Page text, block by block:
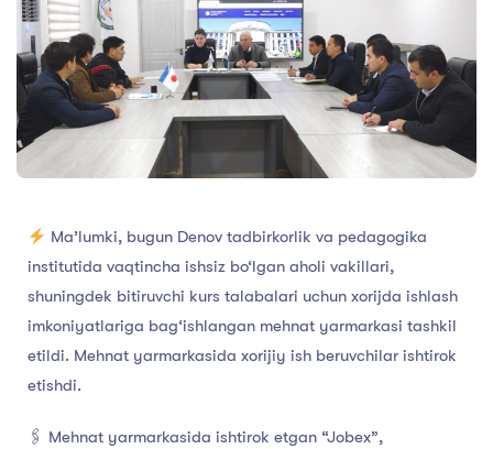
Ma’lumki, bugun Denov tadbirkorlik va pedagogika
institutida vaqtincha ishsiz bo‘lgan aholi vakillari,
shuningdek bitiruvchi kurs talabalari uchun xorijda ishlash
imkoniyatlariga bag‘ishlangan mehnat yarmarkasi tashkil
etildi. Mehnat yarmarkasida xorijiy ish beruvchilar ishtirok
etishdi.
🖇 Mehnat yarmarkasida ishtirok etgan “Jobex”,